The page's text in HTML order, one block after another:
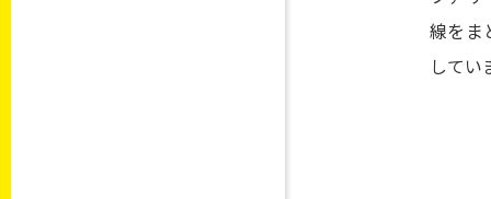
線をま
してい